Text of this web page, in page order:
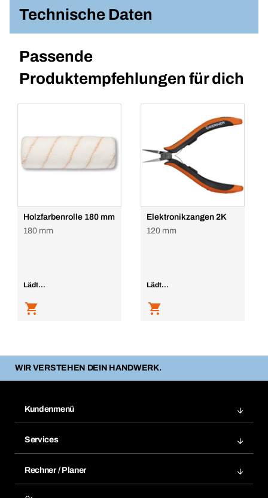
Technische Daten
Passende
Produktempfehlungen für dich
Holzfarbenrolle 180 mm
180 mm
Lädt...
Elektronikzangen 2K
120 mm
Lädt...
WIR VERSTEHEN DEIN HANDWERK.
Kundenmenü
Rechnungen
Daueraufträge
Services
Rechner / Planer